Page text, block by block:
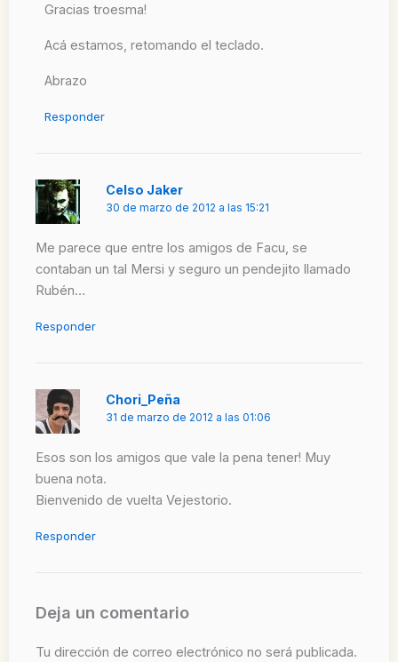
Gracias troesma!
Acá estamos, retomando el teclado.
Abrazo
Responder
Celso Jaker
30 de marzo de 2012 a las 15:21
Me parece que entre los amigos de Facu, se
contaban un tal Mersi y seguro un pendejito llamado
Rubén…
Responder
Chori_Peña
31 de marzo de 2012 a las 01:06
Esos son los amigos que vale la pena tener! Muy
buena nota.
Bienvenido de vuelta Vejestorio.
Responder
Deja un comentario
Tu dirección de correo electrónico no será publicada.